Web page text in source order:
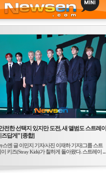
전한 선택지 있지만 도전, 새 앨범도 스트레이
즈답게” [종합]
스엔 글 이민지 기자/사진 이재하 기자]그룹 스트
키즈(Stray Kids)가 칠하게 돌아왔다. 스트레이 ...